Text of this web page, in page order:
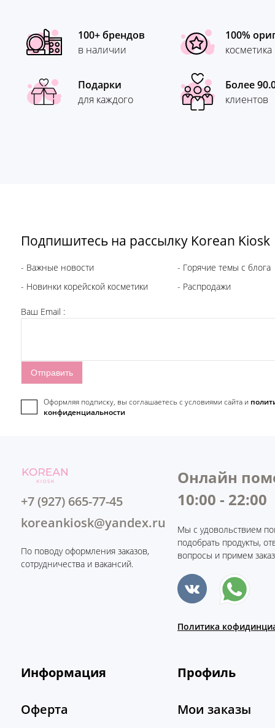
100+ брендов
в наличии
100%
косметика
Подарки
для каждого
Более
клиентов
Подпишитесь на рассылку Korean Kiosk
- Важные новости
- Горячие темы с блога
- Новинки корейской косметики
- Распродажи
Ваш Email :
Оформляя подписку, вы соглашаетесь c условиями сайта и
конфиденциальности
+7 (927) 665-77-45
koreankiosk@yandex.ru
По поводу оформления заказов,
сотрудничества и вакансий.
Онлайн
10:00 - 22:00
Мы с удовольствием
подобрать продукты,
вопросы и примем
Политика
Информация
Оферта
Профиль
Мои заказы